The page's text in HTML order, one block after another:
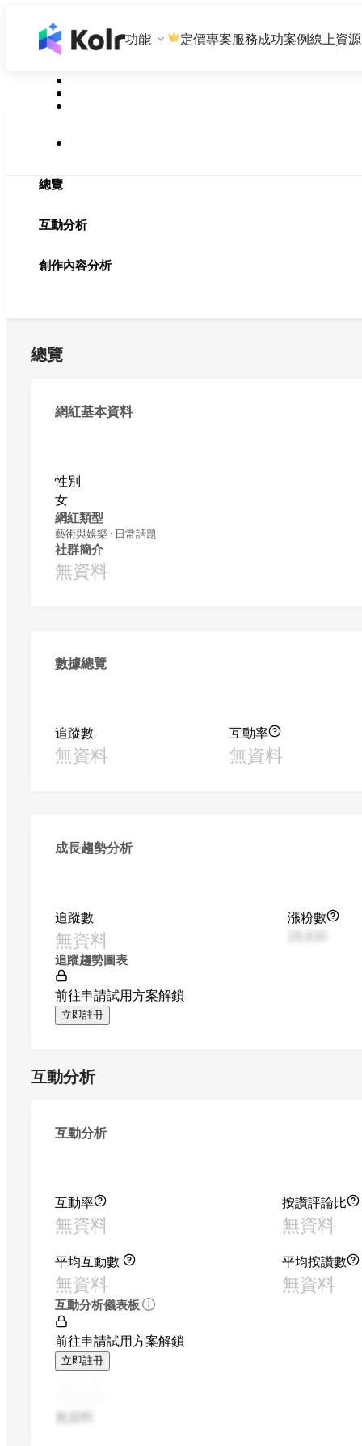
功能 定價專案服務成功案例線上資源
總覽
互動分析
創作內容分析
總覽
網紅基本資料
性別
女
網紅類型
藝術與娛樂 · 日常話題
社群簡介
無資料
數據總覽
追蹤數
無資料
互動率
無資料
成長趨勢分析
追蹤數
無資料
漲粉數
追蹤趨勢圖表
前往申請試用方案解鎖
立即註冊
互動分析
互動分析
互動率
無資料
按讚評論比
無資料
平均互動數
無資料
平均按讚數
無資料
互動分析儀表板
前往申請試用方案解鎖
立即註冊
無資料